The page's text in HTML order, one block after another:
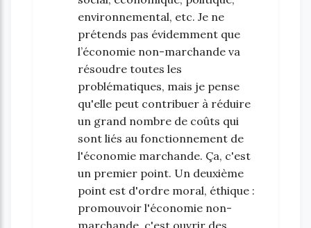
environnemental, etc. Je ne
prétends pas évidemment que
l’économie non-marchande va
résoudre toutes les
problématiques, mais je pense
qu'elle peut contribuer à réduire
un grand nombre de coûts qui
sont liés au fonctionnement de
l'économie marchande. Ça, c'est
un premier point. Un deuxième
point est d'ordre moral, éthique :
promouvoir l'économie non-
marchande, c'est ouvrir des